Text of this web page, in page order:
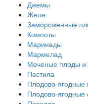
Джемы
Желе
Замороженные
Компоты
Маринады
Мармелад
Моченые плоды и
Пастила
Плодово-ягодные
Плодово-ягодные